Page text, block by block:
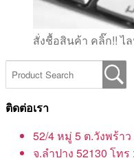
สั่งชื้อสินค้า คลิ๊ก!! ไ
ติดต่อเรา
52/4 หมู่ 5 ต.วังพร้าว
จ.ลำปาง 52130 โทร